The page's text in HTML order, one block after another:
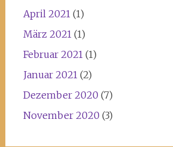
April 2021 (1)
März 2021 (1)
Februar 2021 (1)
Januar 2021 (2)
Dezember 2020 (7)
November 2020 (3)